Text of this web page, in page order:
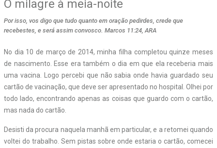
O milagre à meia-noite
Por isso, vos digo que tudo quanto em oração pedirdes, crede que
recebestes, e será assim convosco. Marcos 11:24, ARA
No dia 10 de março de 2014, minha filha completou quinze meses
de nascimento. Esse era também o dia em que ela receberia mais
uma vacina. Logo percebi que não sabia onde havia guardado seu
cartão de vacinação, que deve ser apresentado no hospital. Olhei por
todo lado, encontrando apenas as coisas que guardo com o cartão,
mas nada do cartão.
Desisti da procura naquela manhã em particular, e a retomei quando
voltei do trabalho. Sem pistas sobre onde estaria o cartão, comecei